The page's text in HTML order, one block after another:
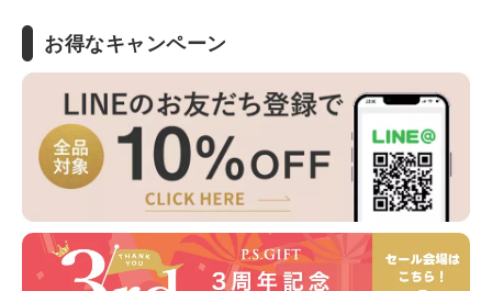
お得なキャンペーン